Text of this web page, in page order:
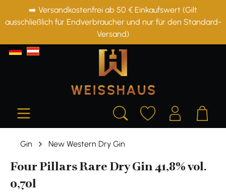
springen
➡️ Versandkostenfrei ab 50 € Einkaufswert (Gilt
ausschließlich für Endverbraucher und nur für den Standard-
Versand)
Gin New Western Dry Gin
Four Pillars Rare Dry Gin 41,8% vol.
0,70l